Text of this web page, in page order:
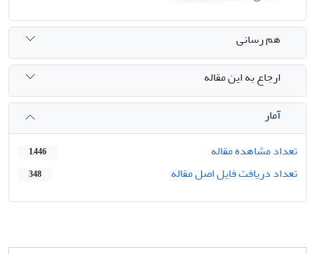
هم رسانی
ارجاع به این مقاله
آمار
تعداد مشاهده مقاله
1,446
تعداد دریافت فایل اصل مقاله 348